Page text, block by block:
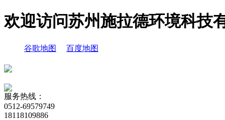
欢迎访问苏州施拉德环境科技
谷歌地图 百度地图
服务热线：
0512-69579749
18118109886